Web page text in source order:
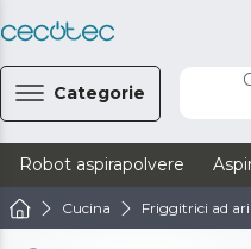
Categorie
Robot aspirapolvere
Cucina Friggitrici ad